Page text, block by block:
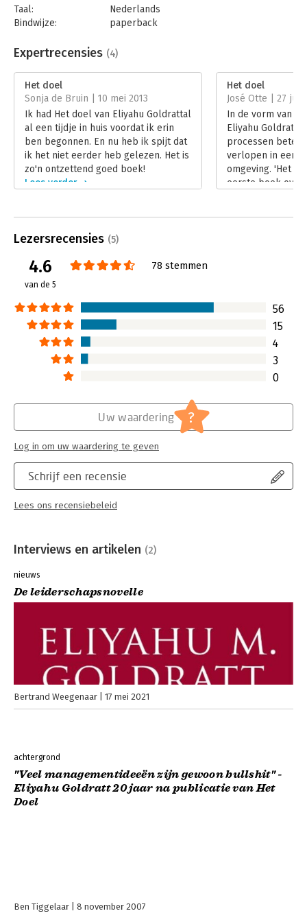
Taal:
Nederlands
Bindwijze:
paperback
Uitgever:
Unieboek | Het Spectrum
Verschijningsdatum:
Hoofdrubriek: Organisatiekunde
Expertrecensies (4)
Het doel
Sonja de Bruin | 10 mei 2013
Ik had Het doel van Eliyahu Goldrattal
al een tijdje in huis voordat ik erin
ben begonnen. En nu heb ik spijt dat
ik het niet eerder heb gelezen. Het is
zo'n ontzettend goed boek!
Lees verder
Het doel
José Otte | 27 juni
In de vorm van
Eliyahu Goldratt
processen beter
verlopen in een
omgeving. 'Het
eerste boek over
Lezersrecensies (5)
4.6
van de 5
78 stemmen
56
15
4
3
0
Schrijf een recensie
Lees ons recensiebeleid
Uw waardering ?
Log in om uw waardering te geven
Interviews en artikelen (2)
nieuws
De leiderschapsnovelle
Bertrand Weegenaar 17 mei 2021
achtergrond
"Veel managementideeën zijn gewoon bullshit" -
Eliyahu Goldratt 20 jaar na publicatie van Het
Doel
Ben Tiggelaar 8 november 2007